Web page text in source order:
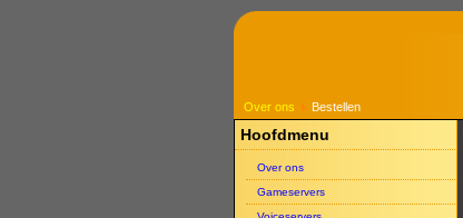
Over ons Bestellen
Hoofdmenu
Over ons
Gameservers